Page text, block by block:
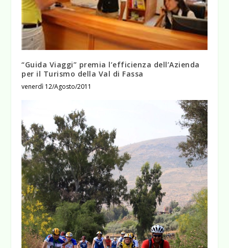
“Guida Viaggi” premia l’efficienza dell’Azienda
per il Turismo della Val di Fassa
venerdì 12/Agosto/2011